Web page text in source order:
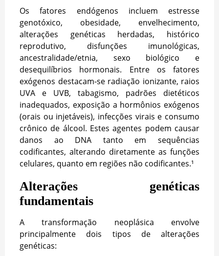
Os fatores endógenos incluem estresse
genotóxico, obesidade, envelhecimento,
alterações genéticas herdadas, histórico
reprodutivo, disfunções imunológicas,
ancestralidade/etnia, sexo biológico e
desequilíbrios hormonais. Entre os fatores
exógenos destacam-se radiação ionizante, raios
UVA e UVB, tabagismo, padrões dietéticos
inadequados, exposição a hormônios exógenos
(orais ou injetáveis), infecções virais e consumo
crônico de álcool. Estes agentes podem causar
danos ao DNA tanto em sequências
codificantes, alterando diretamente as funções
celulares, quanto em regiões não codificantes.¹
Alterações genéticas
fundamentais
A transformação neoplásica envolve
principalmente dois tipos de alterações
genéticas: